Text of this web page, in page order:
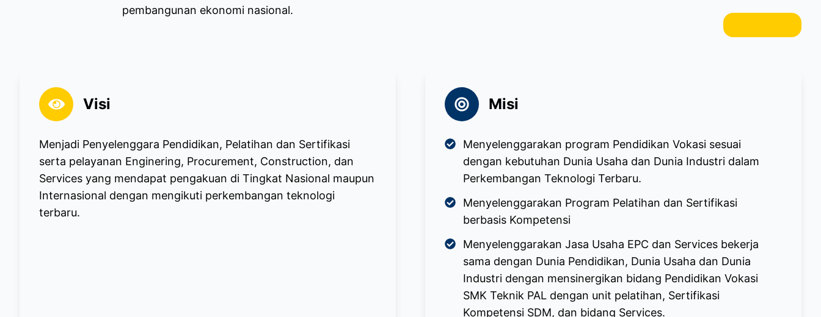
pembangunan ekonomi nasional.
Visi
Menjadi Penyelenggara Pendidikan, Pelatihan dan Sertifikasi
serta pelayanan Enginering, Procurement, Construction, dan
Services yang mendapat pengakuan di Tingkat Nasional maupun
Internasional dengan mengikuti perkembangan teknologi
terbaru.
Misi
Menyelenggarakan program Pendidikan Vokasi sesuai
dengan kebutuhan Dunia Usaha dan Dunia Industri dalam
Perkembangan Teknologi Terbaru.
Menyelenggarakan Program Pelatihan dan Sertifikasi
berbasis Kompetensi
Menyelenggarakan Jasa Usaha EPC dan Services bekerja
sama dengan Dunia Pendidikan, Dunia Usaha dan Dunia
Industri dengan mensinergikan bidang Pendidikan Vokasi
SMK Teknik PAL dengan unit pelatihan, Sertifikasi
Kompetensi SDM, dan bidang Services.